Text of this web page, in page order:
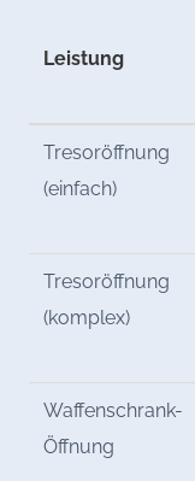
Leistung
Tresoröffnung
(einfach)
Tresoröffnung
(komplex)
Waffenschrank-
Öffnung